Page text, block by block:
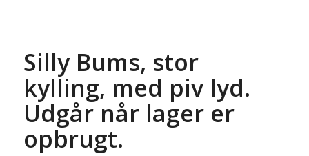
Silly Bums, stor
kylling, med piv lyd.
Udgår når lager er
opbrugt.